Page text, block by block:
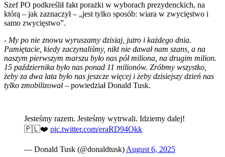
Szef PO podkreślił fakt porażki w wyborach prezydenckich, na
którą – jak zaznaczył – „jest tylko sposób: wiara w zwycięstwo i
samo zwycięstwo”.
- My po nie znowu wyruszamy dzisiaj, jutro i każdego dnia.
Pamiętacie, kiedy zaczynaliśmy, nikt nie dawał nam szans, a na
naszym pierwszym marszu było nas pół miliona, na drugim milion.
15 października było nas ponad 11 milionów. Zróbmy wszystko,
żeby za dwa lata było nas jeszcze więcej i żeby dzisiejszy dzień nas
tylko zmobilizował– powiedział Donald Tusk.
Jesteśmy razem. Jesteśmy wytrwali. Idziemy dalej!
🇵🇱❤️ pic.twitter.com/eraRD94Okk
— Donald Tusk (@donaldtusk) August 6, 2025